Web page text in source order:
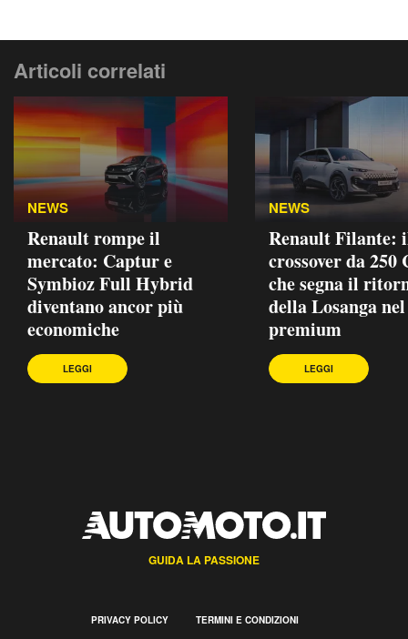
Articoli correlati
NEWS
Renault rompe il
mercato: Captur e
Symbioz Full Hybrid
diventano ancor più
economiche
LEGGI
NEWS
Renault Filante:
crossover da 250
che segna il
della Losanga nel
premium
LEGGI
GUIDA LA PASSIONE
PRIVACY POLICY TERMINI E CONDIZIONI